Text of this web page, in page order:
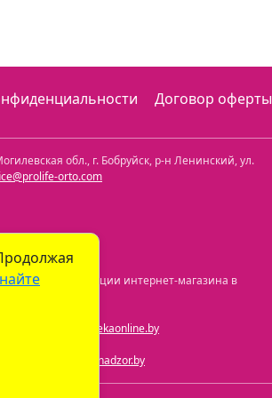
Договор оферты
обл., г. Бобруйск, р-н Ленинский,ул.
orto.com
и номер регистрации интернет-магазина в
почта: info@aptekaonline.by
info@gospharmnadzor.by